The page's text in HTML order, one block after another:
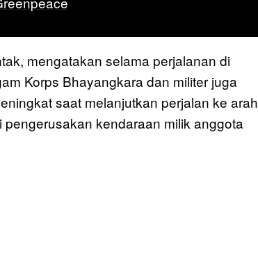
mengatakan selama perjalanan di
Korps Bhayangkara dan militer juga
saat melanjutkan perjalan ke arah
kendaraan milik anggota